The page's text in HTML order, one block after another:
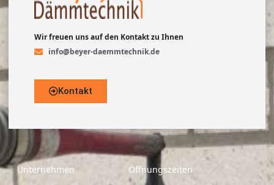
Wir freuen uns auf den Kontakt zu Ihnen
info@beyer-daemmtechnik.de
Kontakt
Unternehmen Öffnungszeiten